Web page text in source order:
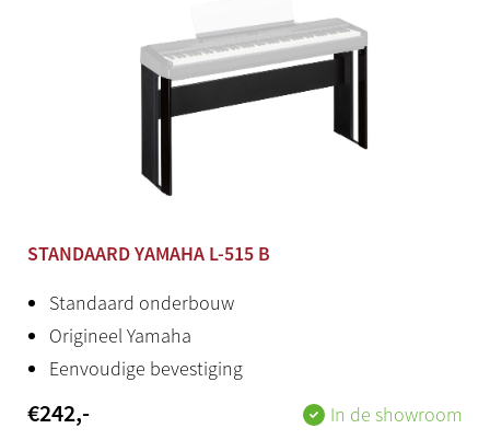
USB to device
Hoofdtelefoon
Productstatus
Nieuw
Herkomst
STANDAARD YAMAHA L-515 B
Standaard onderbouw
Origineel Yamaha
Eenvoudige bevestiging
€242,- In de showroom